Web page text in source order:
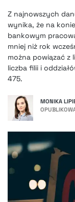
PODCASTY
FINTEKEXTRA
OKIEM
Z najnowszych
wynika, że na
bankowym
mniej niż rok
można powiązać z
liczba filii i
475.
MONIKA